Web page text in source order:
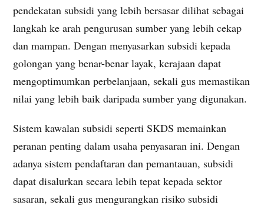
pendekatan subsidi yang lebih bersasar dilihat sebagai
langkah ke arah pengurusan sumber yang lebih cekap
dan mampan. Dengan menyasarkan subsidi kepada
golongan yang benar-benar layak, kerajaan dapat
mengoptimumkan perbelanjaan, sekali gus memastikan
nilai yang lebih baik daripada sumber yang digunakan.
Sistem kawalan subsidi seperti SKDS memainkan
peranan penting dalam usaha penyasaran ini. Dengan
adanya sistem pendaftaran dan pemantauan, subsidi
dapat disalurkan secara lebih tepat kepada sektor
sasaran, sekali gus mengurangkan risiko subsidi